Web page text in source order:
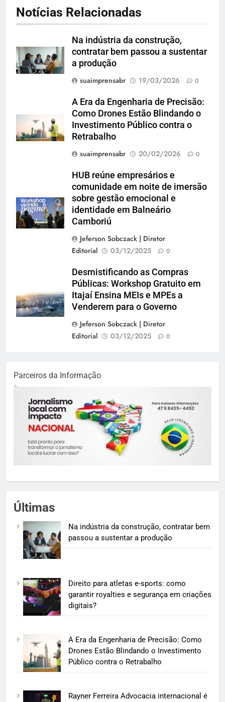
Notícias Relacionadas
Na indústria da construção,
contratar bem passou a sustentar
a produção
suaimprensabr
19/03/2026 0
A Era da Engenharia de Precisão:
Como Drones Estão Blindando o
Investimento Público contra o
Retrabalho
suaimprensabr
20/02/2026 0
HUB reúne empresários e
comunidade em noite de imersão
sobre gestão emocional e
identidade em Balneário
Camboriú
Jeferson Sobczack | Diretor
Editorial
03/12/2025 0
Desmistificando as Compras
Públicas: Workshop Gratuito em
Itajaí Ensina MEIs e MPEs a
Venderem para o Governo
Jeferson Sobczack | Diretor
Editorial
03/12/2025 0
Parceiros da Informação
Últimas
Na indústria da construção, contratar bem
passou a sustentar a produção
Direito para atletas e-sports: como
garantir royalties e segurança em criações
digitais?
A Era da Engenharia de Precisão: Como
Drones Estão Blindando o Investimento
Público contra o Retrabalho
Rayner Ferreira Advocacia internacional é